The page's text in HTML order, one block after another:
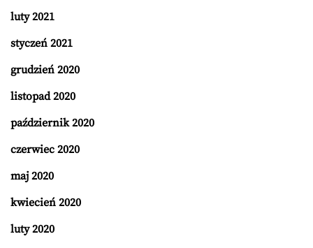
luty 2021
styczeń 2021
grudzień 2020
listopad 2020
październik 2020
czerwiec 2020
maj 2020
kwiecień 2020
luty 2020